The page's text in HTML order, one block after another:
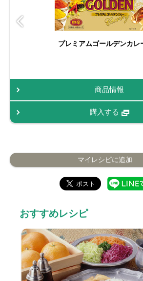
プレミアムゴールデンカレ
商品情報
購入する
マイレシピに追加
おすすめレシピ